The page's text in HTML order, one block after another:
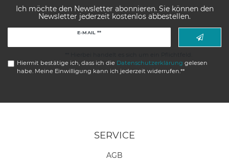
Ich möchte den Newsletter abonnieren. Sie können den
Newsletter jederzeit kostenlos abbestellen.
E-MAIL **
Hiermit bestätige ich, dass ich die Daten­schutz­erklärung gelesen
habe. Meine Einwilligung kann ich jederzeit widerrufen.**
SERVICE
AGB